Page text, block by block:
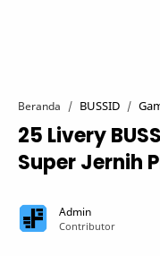
Beranda BUSSID
25 Livery
Super Jernih